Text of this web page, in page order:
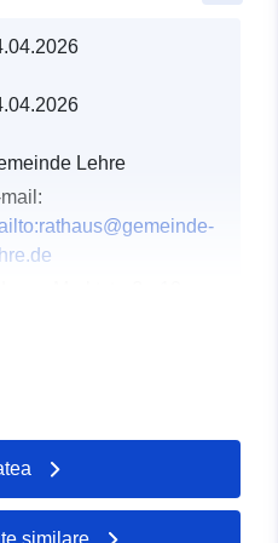
Lehre
la data.europa.eu:
actualizate la data
July 2026